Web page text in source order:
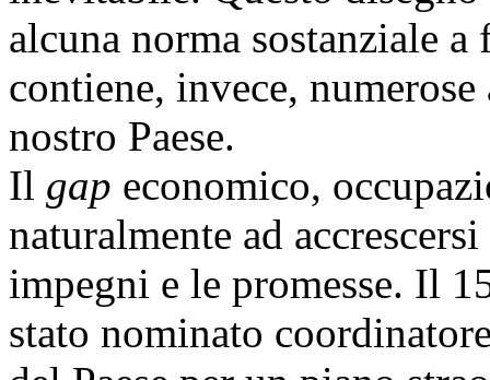
alcuna norma sostanziale
contiene, invece,
nostro Paese.
Il gap economico,
naturalmente ad
impegni e le promesse. Il
stato nominato